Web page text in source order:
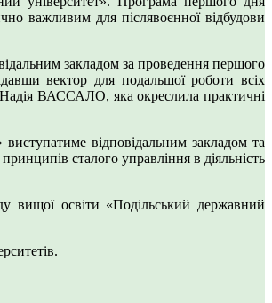
важливим для післявоєнної відбудови
закладом за проведення першого
вектор для подальшої роботи всіх
Надія ВАССАЛО, яка окреслила практичні
відповідальним закладом та
сталого управління в діяльність
вищої освіти «Подільський державний